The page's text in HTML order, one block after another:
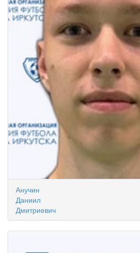
Анучин
Даниил
Дмитриевич